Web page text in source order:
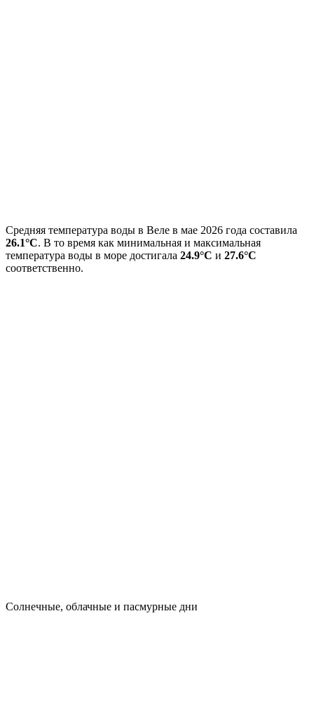
Средняя температура воды в Веле в мае 2026 года составила
26.1°C. В то время как минимальная и максимальная
температура воды в море достигала 24.9°C и 27.6°C
соответственно.
Cолнечные, облачные и пасмурные дни